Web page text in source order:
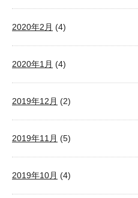
2020年2月 (4)
2020年1月 (4)
2019年12月 (2)
2019年11月 (5)
2019年10月 (4)